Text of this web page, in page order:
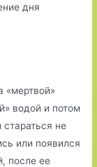
дня
«мертвой»
водой и потом
не
или появился
после ее